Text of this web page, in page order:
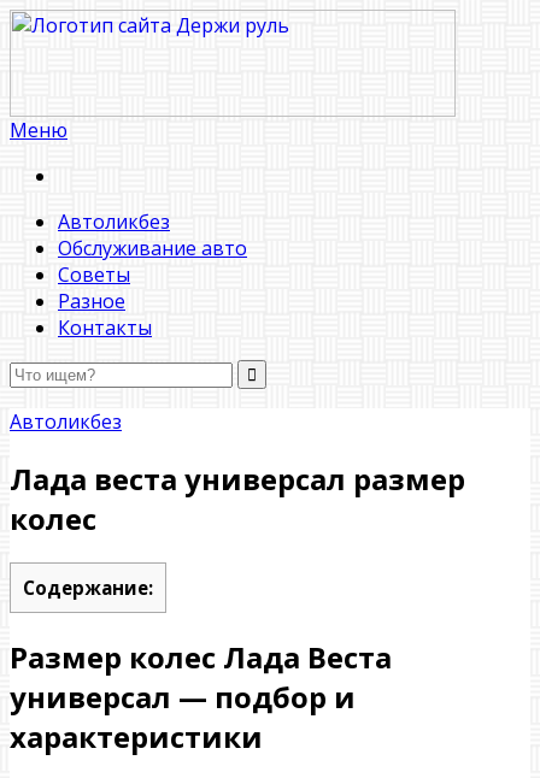
Меню
Автоликбез
Обслуживание авто
Советы
Разное
Контакты
Автоликбез
Лада веста универсал размер
колес
Содержание:
Размер колес Лада Веста
универсал — подбор и
характеристики